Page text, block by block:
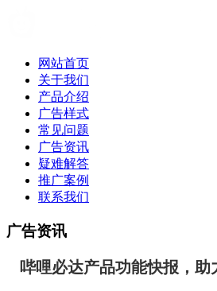
网站首页
关于我们
产品介绍
广告样式
常见问题
广告资讯
疑难解答
推广案例
联系我们
广告资讯
哔哩必达产品功能快报，